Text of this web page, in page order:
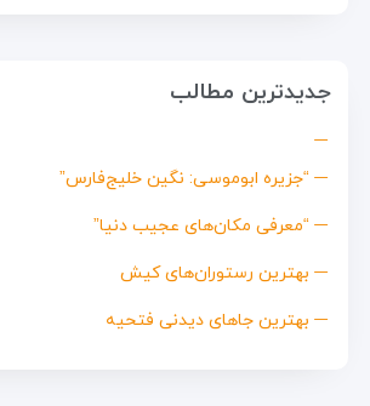
جدیدترین مطالب
“جزیره ابوموسی: نگین خلیج‌فارس”
“معرفی مکان‌های عجیب دنیا”
بهترین رستوران‌های کیش
بهترین جاهای دیدنی فتحیه